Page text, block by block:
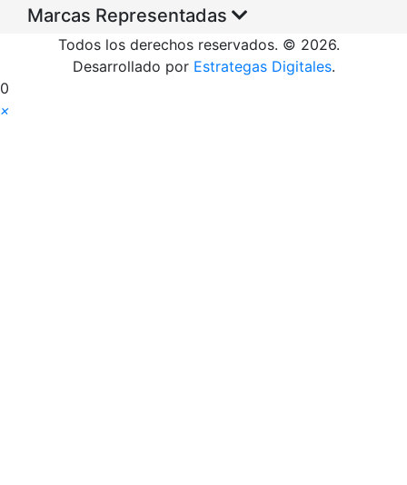
Marcas Representadas
Todos los derechos reservados. © 2026.
Desarrollado por Estrategas Digitales.
0
×